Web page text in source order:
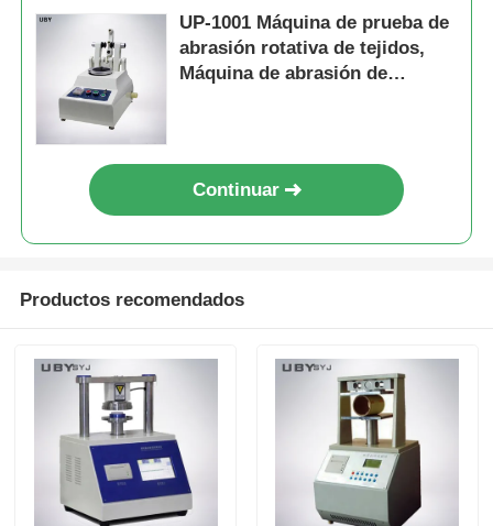
UP-1001 Máquina de prueba de
abrasión rotativa de tejidos,
Máquina de abrasión de
Continuar
Productos recomendados